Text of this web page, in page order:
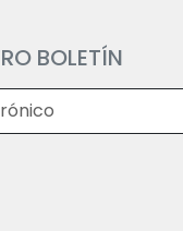
BOLETÍN